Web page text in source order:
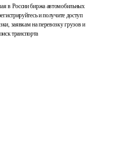
в России биржа автомобильных
и получите доступ
заявкам на перевозку грузов и
транспорта